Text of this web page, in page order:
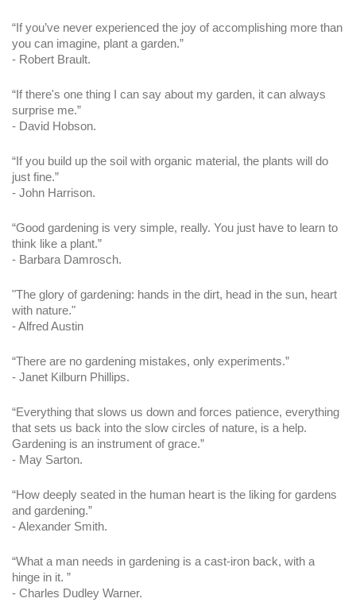
“If you’ve never experienced the joy of accomplishing more than
you can imagine, plant a garden.”
- Robert Brault.
“If there's one thing I can say about my garden, it can always
surprise me.”
- David Hobson.
“If you build up the soil with organic material, the plants will do
just fine.”
- John Harrison.
“Good gardening is very simple, really. You just have to learn to
think like a plant.”
- Barbara Damrosch.
"The glory of gardening: hands in the dirt, head in the sun, heart
with nature."
- Alfred Austin
“There are no gardening mistakes, only experiments.”
- Janet Kilburn Phillips.
“Everything that slows us down and forces patience, everything
that sets us back into the slow circles of nature, is a help.
Gardening is an instrument of grace.”
- May Sarton.
“How deeply seated in the human heart is the liking for gardens
and gardening.”
- Alexander Smith.
“What a man needs in gardening is a cast-iron back, with a
hinge in it. ”
- Charles Dudley Warner.